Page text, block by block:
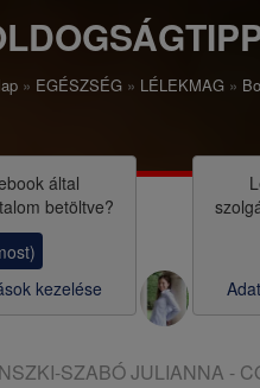
EGÉSZSÉG LÉLEKMAG
által
betöltve?
kezelése
SZABÓ JULIANNA -